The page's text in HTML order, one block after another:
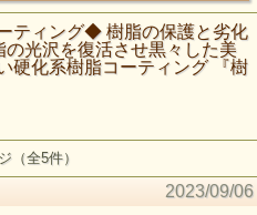
ティング◆ 樹脂の保護と劣化
光沢を復活させ黒々した美
硬化系樹脂コーティング 『樹
（全5件）
2023/09/06